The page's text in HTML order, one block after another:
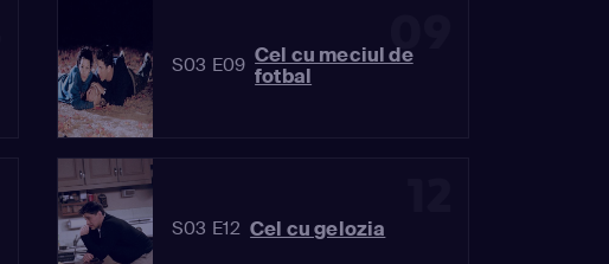
09
S03 E09 Cel cu meciul de
fotbal
S03 E12 Cel cu gelozia